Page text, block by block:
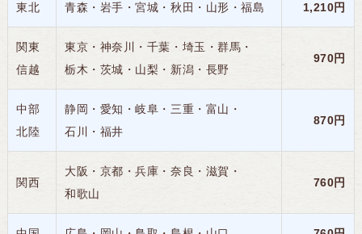
東北 青森・ 岩手・宮城・秋田・ 山形・福島 1,210円
関東
信越
東京・ 神奈川・ 千葉・ 埼玉・群馬・
栃木・ 茨城・ 山梨・ 新潟・ 長野
970円
中部
北陸
静岡・ 愛知・岐阜・三重・ 富山・
石川・福井
870円
関西
大阪・ 京都・兵庫・奈良・ 滋賀・
和歌山
760円